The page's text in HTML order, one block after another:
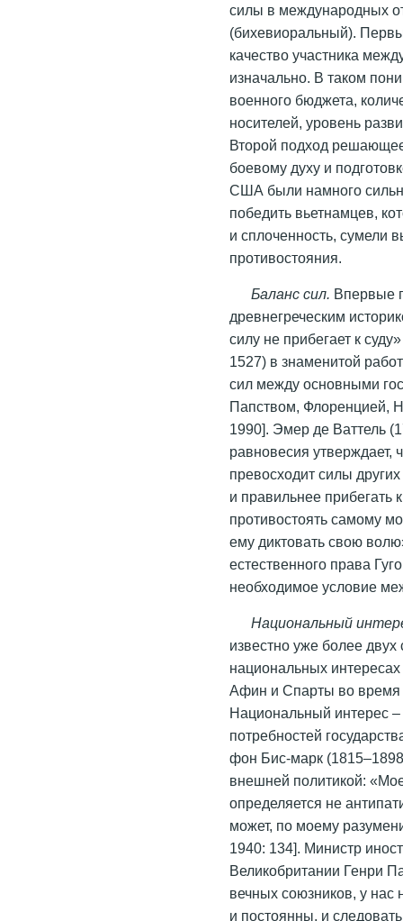
силы в международных
(бихевиоральный).
качество участника
изначально. В таком
военного бюджета,
носителей, уровень
Второй подход
боевому духу и
США были намного
победить вьетнамцев,
и сплоченность,
противостояния.
Баланс сил. Впервые
древнегреческим
силу не прибегает к
1527) в знаменитой
сил между основными
Папством, Флоренцией,
1990]. Эмер де Ваттель
равновесия утверждает,
превосходит силы
и правильнее
противостоять самому
ему диктовать свою
естественного права
необходимое условие
Национальный
известно уже более
национальных
Афин и Спарты во время
Национальный интерес
потребностей
фон Бис-марк
внешней политикой:
определяется не
может, по моему
1940: 134]. Министр
Великобритании Генри
вечных союзников, у
и постоянны, и